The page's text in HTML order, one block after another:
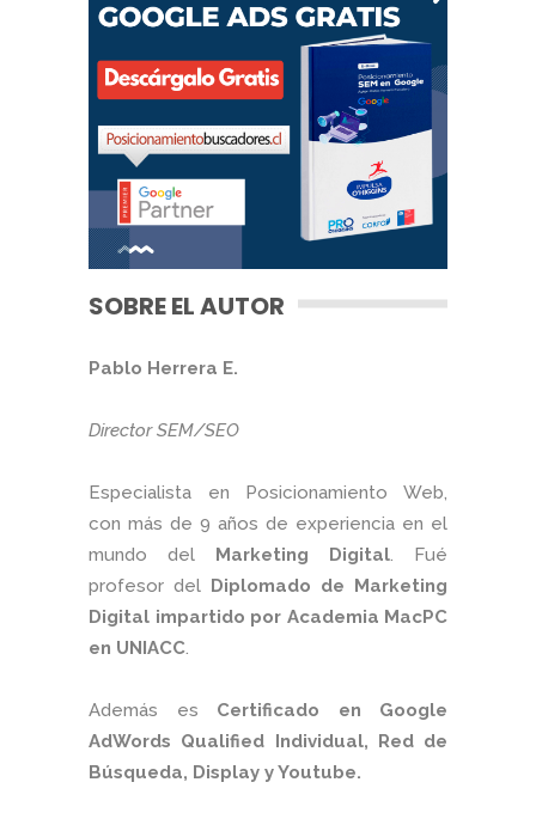
SOBRE EL AUTOR
Pablo Herrera E.
Director SEM/SEO
Especialista en Posicionamiento Web,
con más de 9 años de experiencia en el
mundo del Marketing Digital . Fué
profesor del Diplomado de Marketing
Digital impartido por Academia MacPC
en UNIACC
Además es Certificado en Google
AdWords Qualified Individual, Red de
Búsqueda, Display y Youtube.